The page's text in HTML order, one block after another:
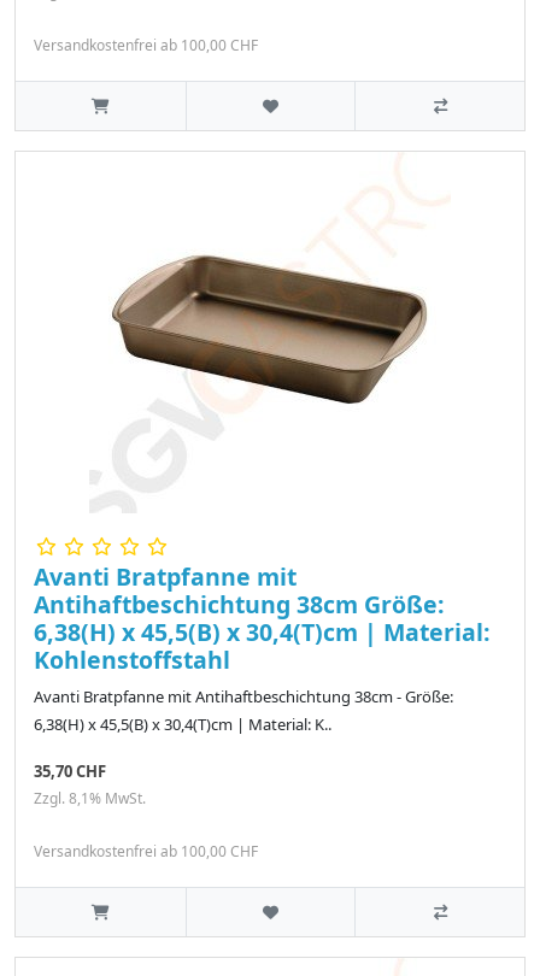
Versandkostenfrei ab 100,00 CHF
Avanti Bratpfanne mit
Antihaftbeschichtung 38cm Größe:
6,38(H) x 45,5(B) x 30,4(T)cm | Material:
Kohlenstoffstahl
Avanti Bratpfanne mit Antihaftbeschichtung 38cm - Größe:
6,38(H) x 45,5(B) x 30,4(T)cm | Material: K..
35,70 CHF
Zzgl. 8,1% MwSt.
Versandkostenfrei ab 100,00 CHF